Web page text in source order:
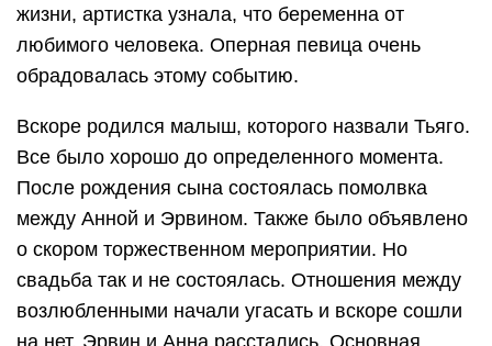
жизни, артистка узнала, что беременна от
любимого человека. Оперная певица очень
обрадовалась этому событию.
Вскоре родился малыш, которого назвали Тьяго.
Все было хорошо до определенного момента.
После рождения сына состоялась помолвка
между Анной и Эрвином. Также было объявлено
о скором торжественном мероприятии. Но
свадьба так и не состоялась. Отношения между
возлюбленными начали угасать и вскоре сошли